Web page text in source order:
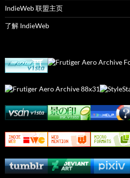
IndieWeb 联盟主页
了解 IndieWeb